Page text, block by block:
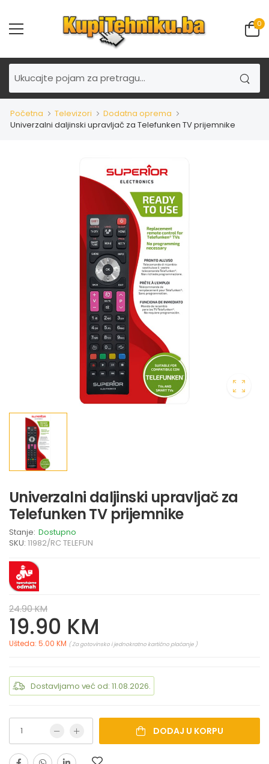
0
Početna Televizori
Dodatna oprema
Univerzalni daljinski upravljač za Telefunken TV prijemnike
Univerzalni daljinski upravljač za
Telefunken TV prijemnike
Stanje: Dostupno
SKU: 11982/RC TELEFUN
24.90 KM
19.90 KM
Ušteda: 5.00 KM ( Za gotovinsko i jednokratno kartično plaćanje )
Dostavljamo već od: 11.08.2026.
DODAJ U KORPU